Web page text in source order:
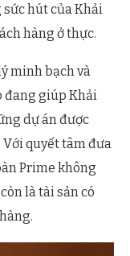
hút của Khải
hàng ở thực.
minh bạch và
đang giúp Khải
dự án được
Với quyết tâm đưa
Prime không
là tài sản có